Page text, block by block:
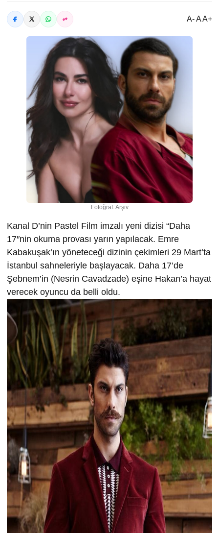
A- A A+
Fotoğraf: Arşiv
Kanal D’nin Pastel Film imzalı yeni dizisi “Daha
17″nin okuma provası yarın yapılacak. Emre
Kabakuşak’ın yöneteceği dizinin çekimleri 29 Mart’ta
İstanbul sahneleriyle başlayacak. Daha 17’de
Şebnem’in (Nesrin Cavadzade) eşine Hakan’a hayat
verecek oyuncu da belli oldu.